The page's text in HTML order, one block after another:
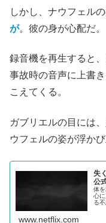
しかし、ナウフェルの
が。彼の身が心配だ。
録音機を再生すると
事故時の音声に上書
こえてくる。
ガブリエルの目には
ウフェルの姿が浮かび
失
公
体
心
る
www.netflix.com